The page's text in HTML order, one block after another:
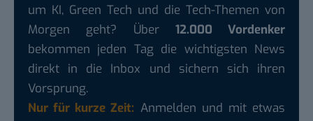
um KI, Green Tech und die Tech-Themen von
Morgen geht? Über 12.000 Vordenker
bekommen jeden Tag die wichtigsten News
direkt in die Inbox und sichern sich ihren
Vorsprung.
Nur für kurze Zeit: Anmelden und mit etwas